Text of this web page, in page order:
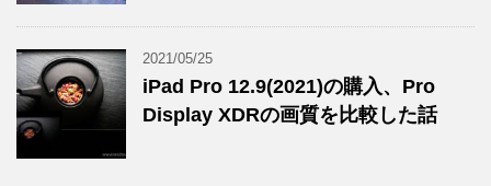
2021/05/25
iPad Pro 12.9(2021)の購入、Pro
Display XDRの画質を比較した話